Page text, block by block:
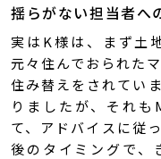
揺らがない担当者へ
実はK様は、まず土
元々住んでおられた
住み替えをされてい
りましたが、それ
て、アドバイスに従
後のタイミングで、